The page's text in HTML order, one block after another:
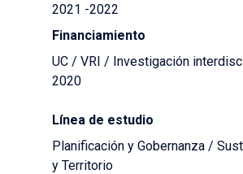
2021 -2022
Financiamiento
UC / VRI / Investigación
2020
Línea de estudio
Planificación y Gobernanza /
y Territorio